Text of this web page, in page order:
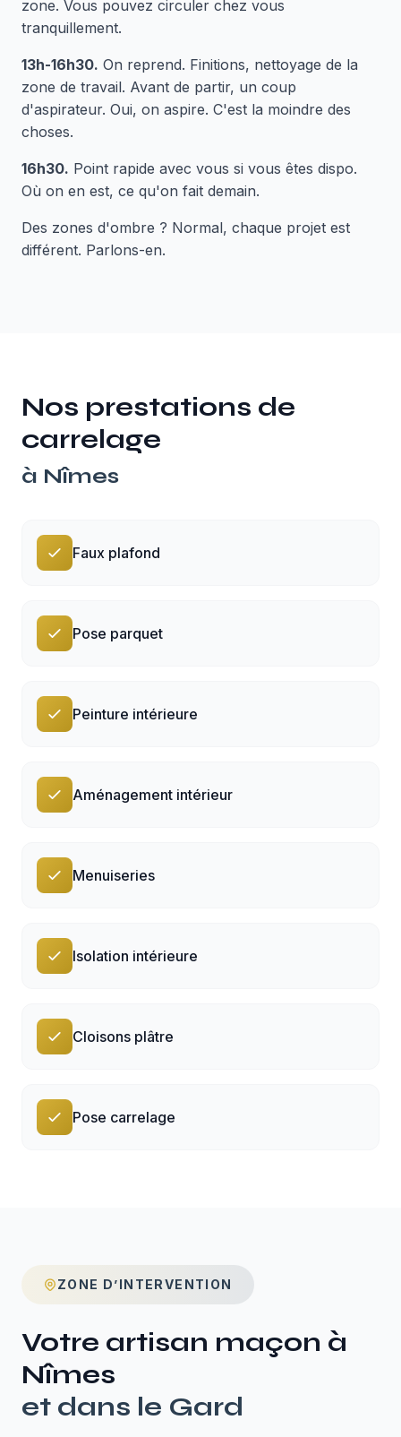
zone. Vous pouvez circuler chez vous
tranquillement.
13h-16h30. On reprend. Finitions, nettoyage de la
zone de travail. Avant de partir, un coup
d'aspirateur. Oui, on aspire. C'est la moindre des
choses.
16h30. Point rapide avec vous si vous êtes dispo.
Où on en est, ce qu'on fait demain.
Des zones d'ombre ? Normal, chaque projet est
différent. Parlons-en.
Nos prestations de
carrelage
à Nîmes
Faux plafond
Pose parquet
Peinture intérieure
Aménagement intérieur
Menuiseries
Isolation intérieure
Cloisons plâtre
Pose carrelage
ZONE D’INTERVENTION
Votre artisan maçon à
Nîmes
et dans le Gard